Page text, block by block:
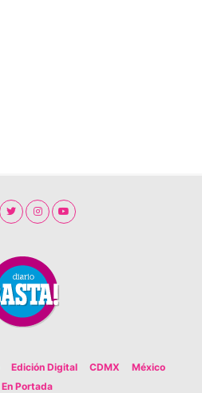
Edición Digital CDMX
México
En Portada